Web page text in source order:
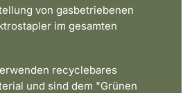
von gasbetriebenen
im gesamten
recyclebares
und sind dem "Grünen